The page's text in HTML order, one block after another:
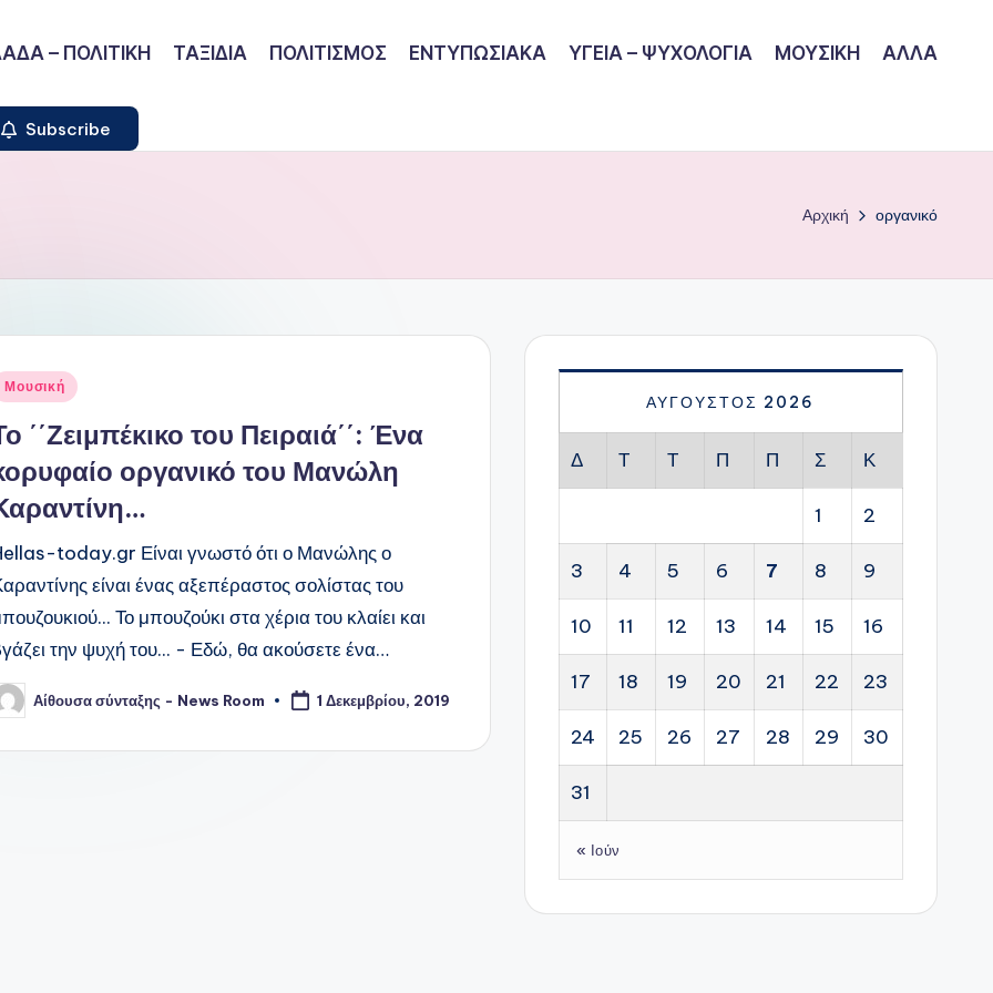
– ΠΟΛΙΤΙΚΗ ΤΑΞΙΔΙΑ ΠΟΛΙΤΙΣΜΟΣ ΕΝΤΥΠΩΣΙΑΚΑ ΥΓΕΙΑ – ΨΥΧΟΛΟΓΙΑ ΜΟΥΣΙΚΗ ΑΛΛΑ
Subscribe
Αρχική οργανικό
Μουσική
΄΄Ζειμπέκικο του Πειραιά΄΄: Ένα
οργανικό του Μανώλη
today.gr Είναι γνωστό ότι ο Μανώλης ο
είναι ένας αξεπέραστος σολίστας του
Το μπουζούκι στα χέρια του κλαίει και
την ψυχή του... - Εδώ, θα ακούσετε ένα…
Αίθουσα σύνταξης - News Room 1 Δεκεμβρίου, 2019
ΑΎΓΟΥΣΤΟΣ 2026
Δ Τ Τ Π Π Σ Κ
1 2
3 4 5 6 7 8 9
10 11 12 13 14 15 16
17 18 19 20 21 22 23
24 25 26 27 28 29 30
31
« Ιούν